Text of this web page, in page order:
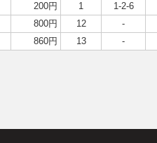
200円 1 1-2-6
800円 12 -
860円 13 -